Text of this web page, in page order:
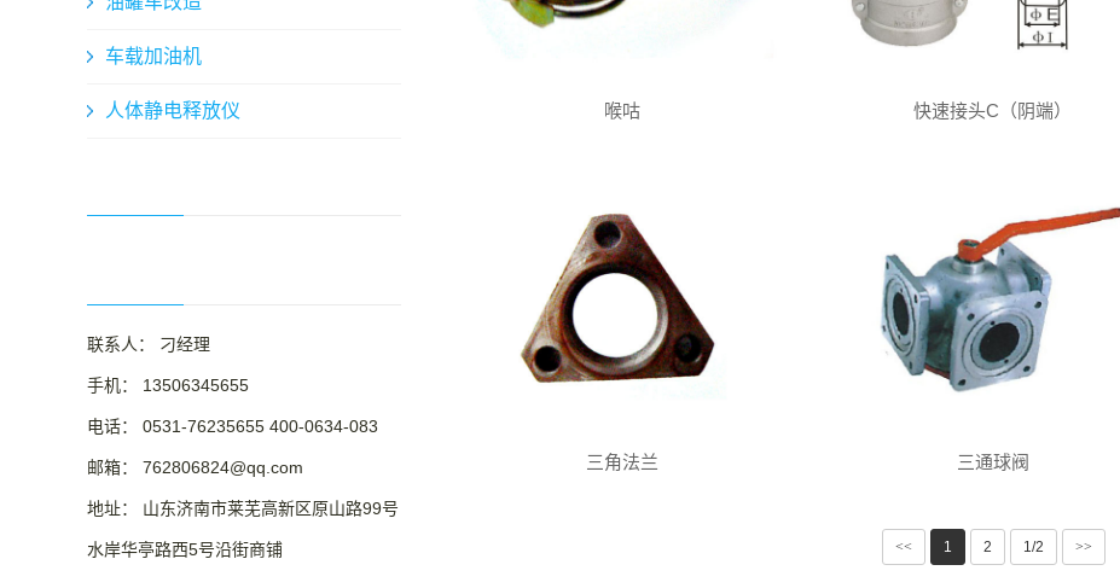
车载加油机
人体静电释放仪
联系人： 刁经理
手机： 13506345655
电话： 0531-76235655 400-0634-083
邮箱： 762806824@qq.com
地址： 山东济南市莱芜高新区原山路99号
水岸华亭路西5号沿街商铺
喉咕 快速接头C（阴端）
三角法兰 三通球阀
<< 1 2 1/2 >>